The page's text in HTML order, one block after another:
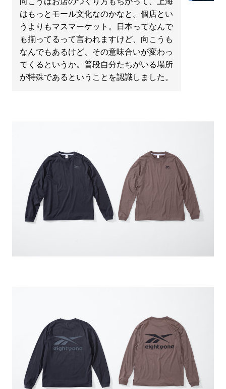
はもっとモール文化なのかなと。個店とい
うよりもマスマーケット。日本ってなんで
も揃ってるって言われますけど、向こうも
なんでもあるけど、その意味合いが変わっ
てくるというか。普段自分たちがいる場所
が特殊であるということを認識しました。